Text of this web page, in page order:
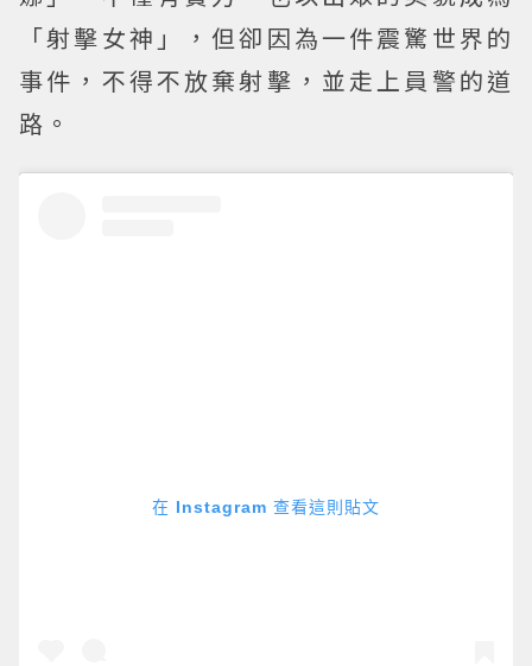
「射擊女神」，但卻因為一件震驚世界的
事件，不得不放棄射擊，並走上員警的道
路。
在 Instagram 查看這則貼文